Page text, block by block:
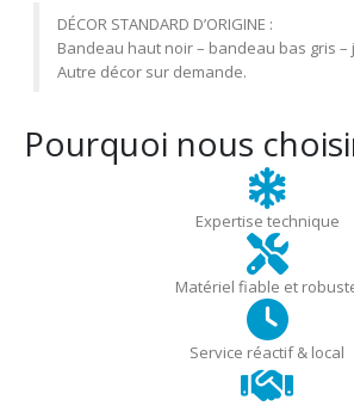
DÉCOR STANDARD D’ORIGINE :
Bandeau haut noir – bandeau bas gris –
Autre décor sur demande.
Pourquoi nous
Expertise technique
Matériel fiable et
Service réactif & local